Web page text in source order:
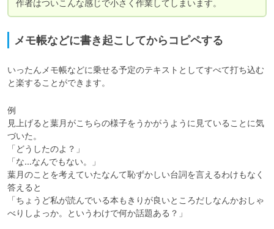
作者はついこんな感じで小さく作業してしまいます。
メモ帳などに書き起こしてからコピペする
いったんメモ帳などに乗せる予定のテキストとしてすべて打ち込む
例
見上げると葉月がこちらの様子をうかがうように見ていることに気
づいた。
「どうしたのよ？」
「な…なんでもない。」
葉月のことを考えていたなんて恥ずかしい台詞を言えるわけもなく
答えると
「ちょうど私が読んでいる本もきりが良いところだしなんかおしゃ
べりしよっか。というわけで何か話題ある？」